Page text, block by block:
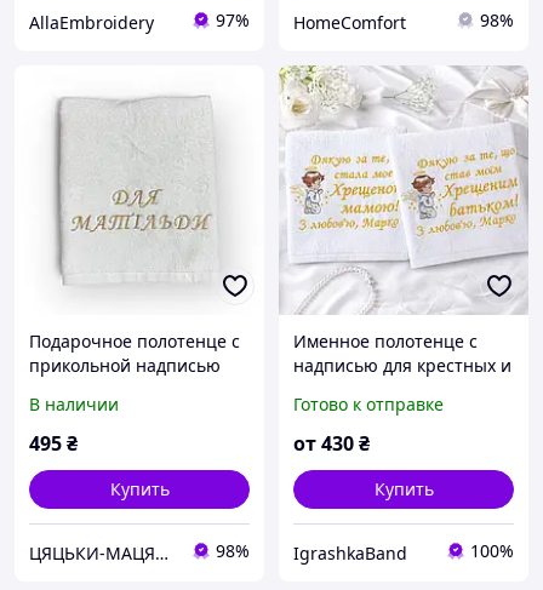
AllaEmbroidery 97% HomeComfort 98%
Подарочное полотенце с
прикольной надписью
см
В наличии
495₴
Купить
ЦЯЦЬКИ-МАЦЯЦЬКИ 98%
Именное полотенце с
надписью для крестных и
Готово к отправке
от430₴
Купить
IgrashkaBand 100%